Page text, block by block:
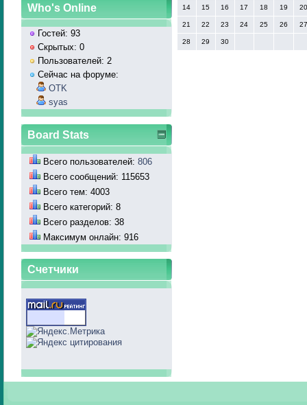
Who's Online
Гостей: 93
Скрытых: 0
Пользователей: 2
Сейчас на форуме:
OTK
syas
Board Stats
Всего пользователей: 806
Всего сообщений: 115653
Всего тем: 4003
Всего категорий: 8
Всего разделов: 38
Максимум онлайн: 916
Счетчики
14 15 16 17 18 19 20
21 22 23 24 25 26 27
28 29 30